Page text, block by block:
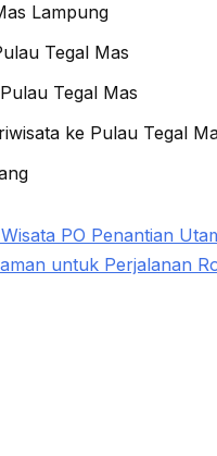
Lampung
Tegal Mas
Tegal Mas
ke Pulau Tegal
PO Penantian
untuk Perjalanan